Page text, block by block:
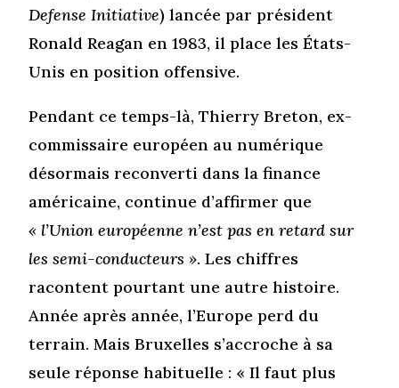
Defense Initiative) lancée par président
Ronald Reagan en 1983, il place les États-
Unis en position offensive.
Pendant ce temps-là, Thierry Breton, ex-
commissaire européen au numérique
désormais reconverti dans la finance
américaine, continue d’affirmer que
« l’Union européenne n’est pas en retard sur
les semi-conducteurs ». Les chiffres
racontent pourtant une autre histoire.
Année après année, l’Europe perd du
terrain. Mais Bruxelles s’accroche à sa
seule réponse habituelle : « Il faut plus